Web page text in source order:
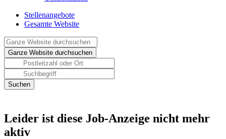
Stellenangebote
Gesamte Website
Leider ist diese Job-Anzeige nicht mehr
aktiv